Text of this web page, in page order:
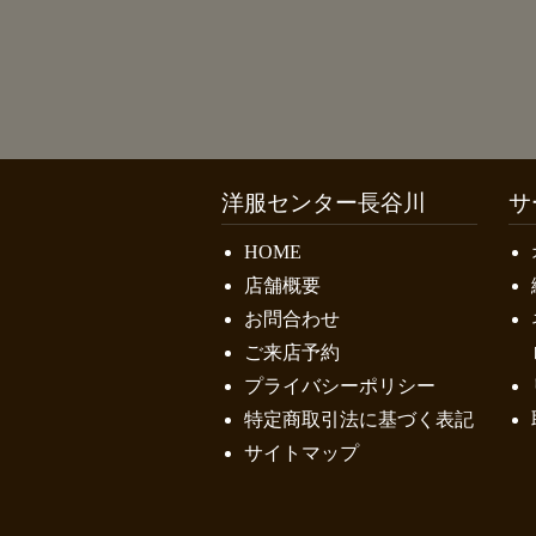
洋服センター長谷川
HOME
店舗概要
お問合わせ
ご来店予約
プライバシーポリシー
特定商取引法に基づく表記
サイトマップ
サ